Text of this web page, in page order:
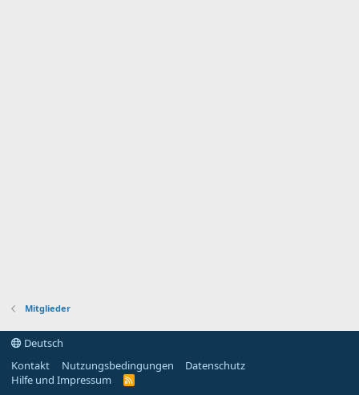
Mitglieder
Deutsch
Kontakt
Nutzungsbedingungen
Datenschutz
Hilfe und Impressum
R